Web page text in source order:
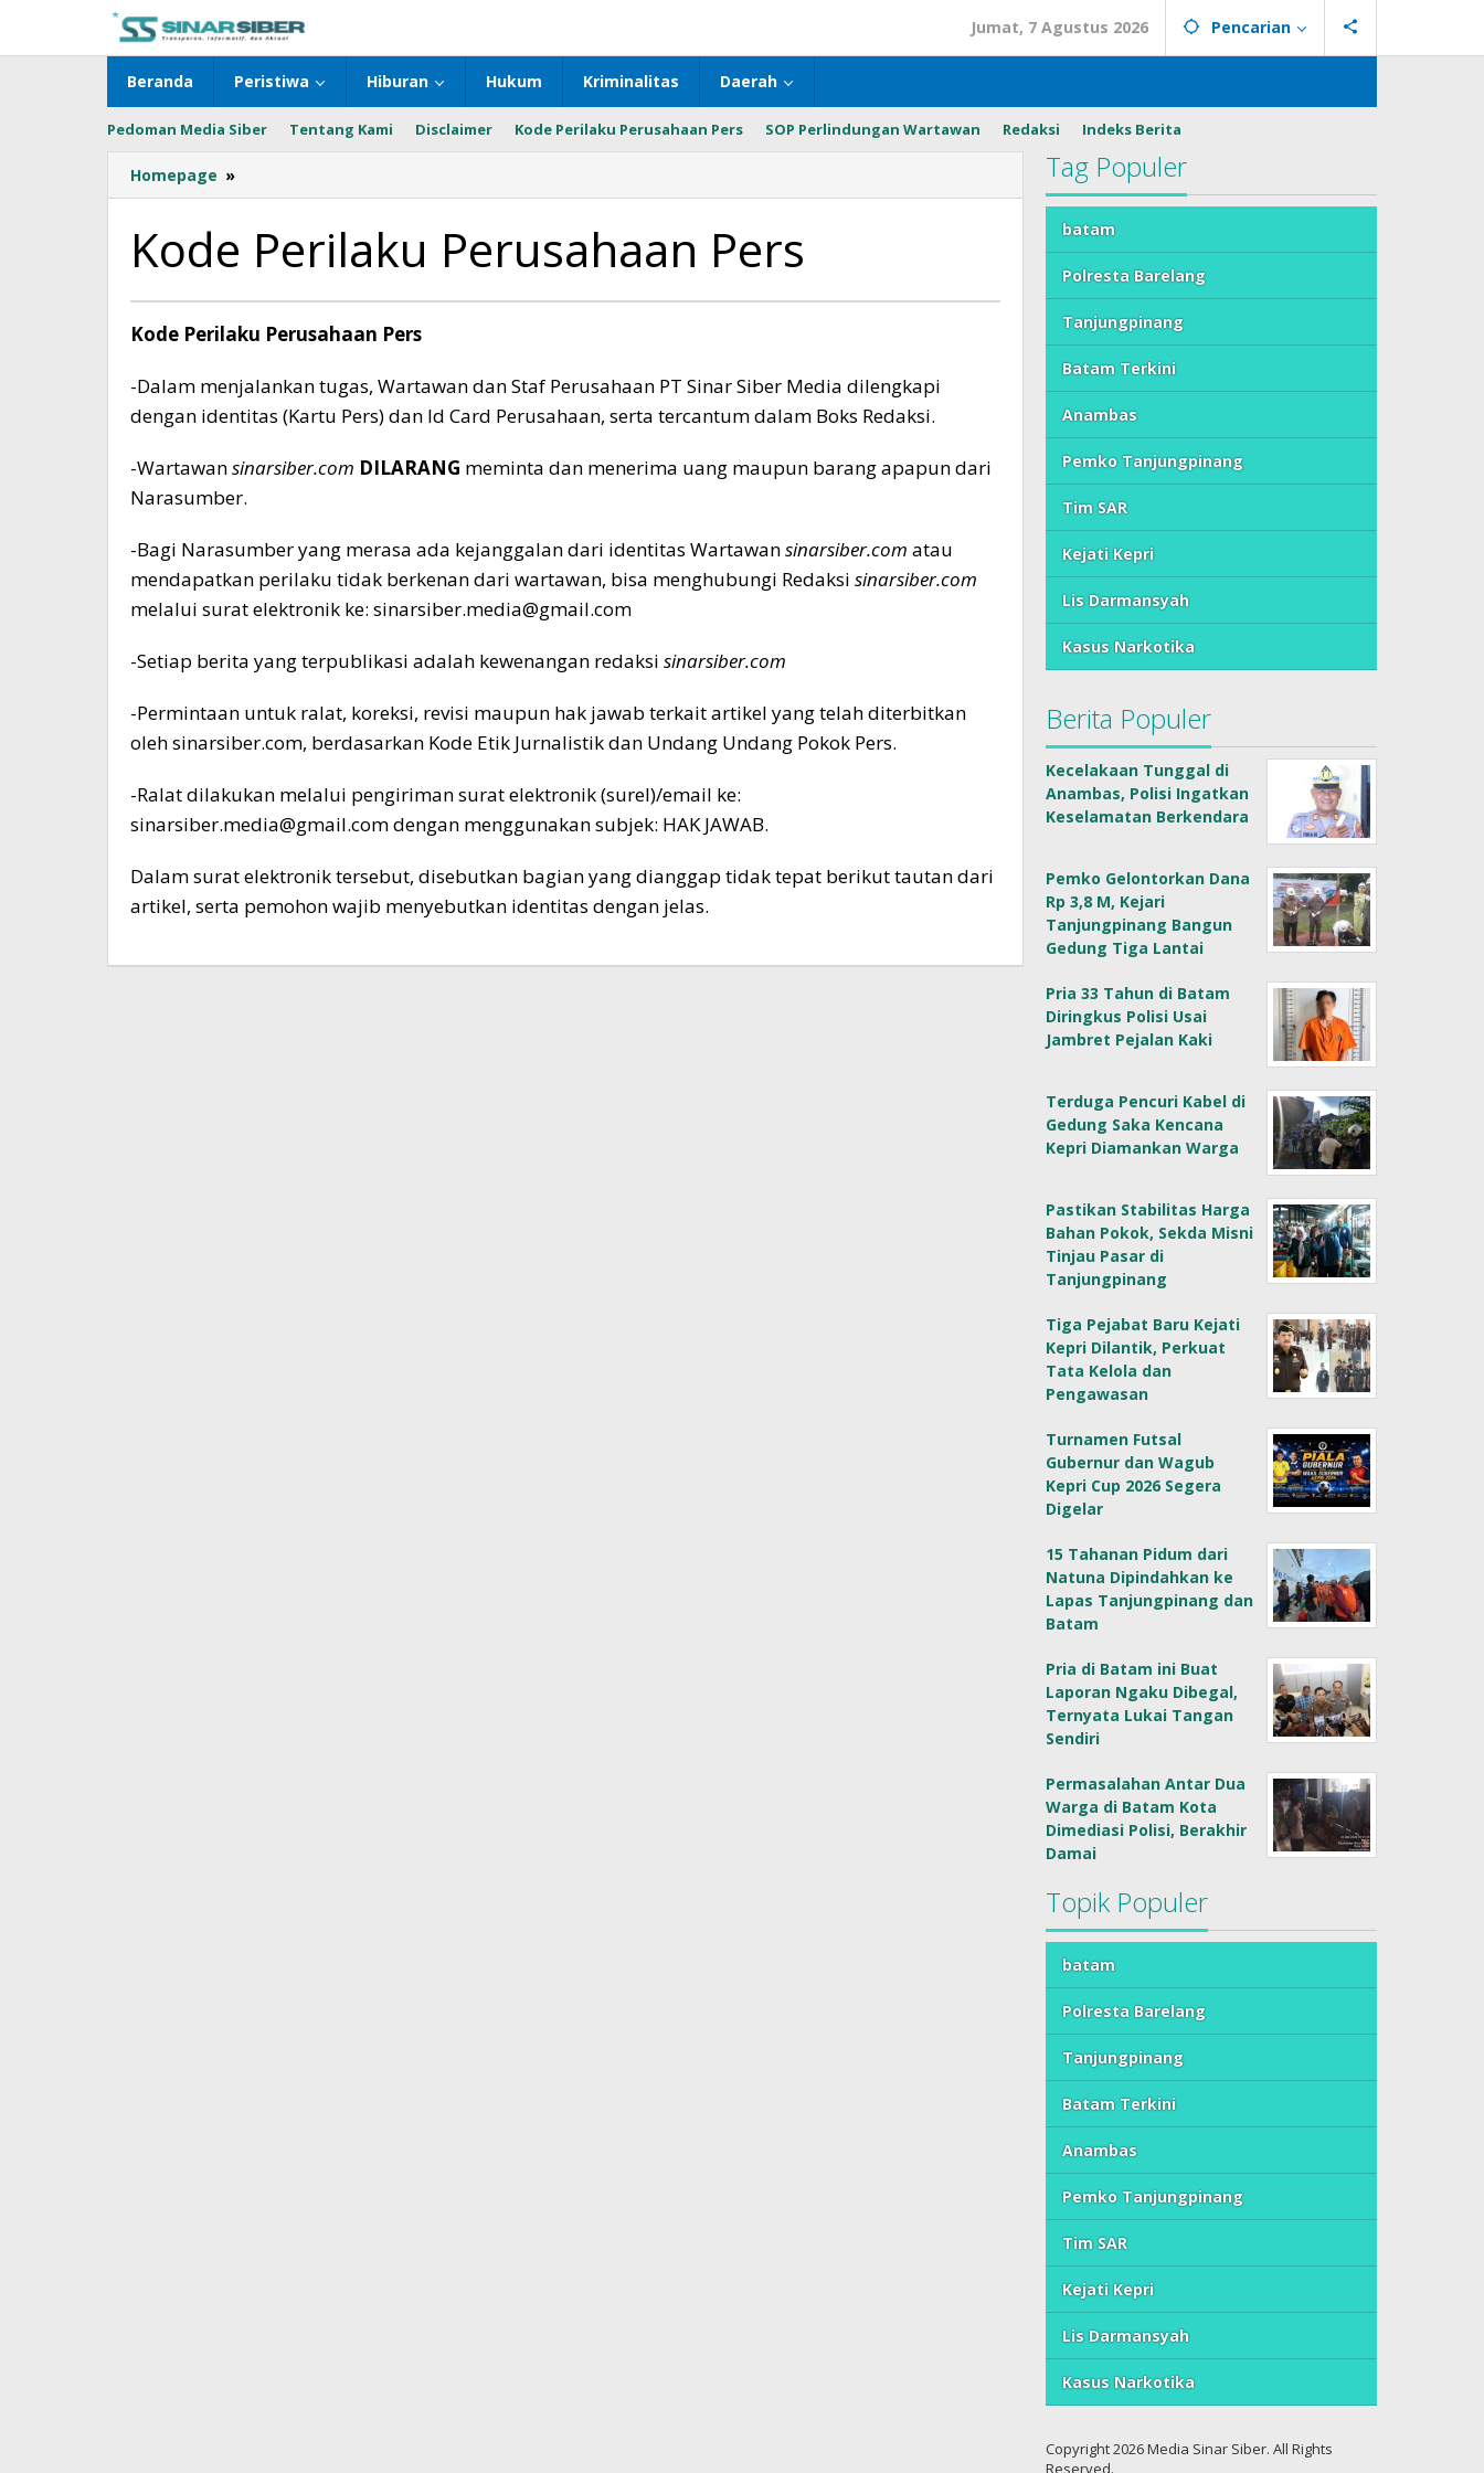
konten
Jumat, 7 Agustus 2026 Pencarian
Beranda Peristiwa Hiburan Hukum Kriminalitas Daerah
Pedoman Media Siber Tentang Kami Disclaimer Kode Perilaku Perusahaan Pers SOP Perlindungan Wartawan Redaksi Indeks Berita
Homepage »
Perilaku
Pers
Kode Perilaku Perusahaan Pers
28
Februari
oleh
Sinar
Siber
Kode Perilaku Perusahaan Pers
-Dalam menjalankan tugas, Wartawan dan Staf Perusahaan PT Sinar Siber Media dilengkapi
dengan identitas (Kartu Pers) dan Id Card Perusahaan, serta tercantum dalam Boks Redaksi.
-Wartawansinarsiber.com DILARANG meminta dan menerima uang maupun barang apapun dari
Narasumber.
-Bagi Narasumber yang merasa ada kejanggalan dari identitas Wartawansinarsiber.com atau
mendapatkan perilaku tidak berkenan dari wartawan, bisa menghubungi Redaksi sinarsiber.com
melalui surat elektronik ke: sinarsiber.media@gmail.com
-Setiap berita yang terpublikasi adalah kewenangan redaksi sinarsiber.com
-Permintaan untuk ralat, koreksi, revisi maupun hak jawab terkait artikel yang telah diterbitkan
oleh sinarsiber.com, berdasarkan Kode Etik Jurnalistik dan Undang Undang Pokok Pers.
-Ralat dilakukan melalui pengiriman surat elektronik (surel)/email ke:
sinarsiber.media@gmail.com dengan menggunakan subjek: HAK JAWAB.
Dalam surat elektronik tersebut, disebutkan bagian yang dianggap tidak tepat berikut tautan dari
artikel, serta pemohon wajib menyebutkan identitas dengan jelas.
Tag Populer
batam
Polresta Barelang
Tanjungpinang
Batam Terkini
Anambas
Pemko Tanjungpinang
Tim SAR
Kejati Kepri
Lis Darmansyah
Kasus Narkotika
Berita Populer
Kecelakaan Tunggal di
Anambas, Polisi Ingatkan
Keselamatan Berkendara
Pemko Gelontorkan Dana
Rp 3,8 M, Kejari
Tanjungpinang Bangun
Gedung Tiga Lantai
Pria 33 Tahun di Batam
Diringkus Polisi Usai
Jambret Pejalan Kaki
Terduga Pencuri Kabel di
Gedung Saka Kencana
Kepri Diamankan Warga
Pastikan Stabilitas Harga
Bahan Pokok, Sekda Misni
Tinjau Pasar di
Tanjungpinang
Tiga Pejabat Baru Kejati
Kepri Dilantik, Perkuat
Tata Kelola dan
Pengawasan
Turnamen Futsal
Gubernur dan Wagub
Kepri Cup 2026 Segera
Digelar
15 Tahanan Pidum dari
Natuna Dipindahkan ke
Lapas Tanjungpinang dan
Batam
Pria di Batam ini Buat
Laporan Ngaku Dibegal,
Ternyata Lukai Tangan
Sendiri
Permasalahan Antar Dua
Warga di Batam Kota
Dimediasi Polisi, Berakhir
Damai
Topik Populer
batam
Polresta Barelang
Tanjungpinang
Batam Terkini
Anambas
Pemko Tanjungpinang
Tim SAR
Kejati Kepri
Lis Darmansyah
Kasus Narkotika
Copyright 2026 Media Sinar Siber. All Rights
Reserved.